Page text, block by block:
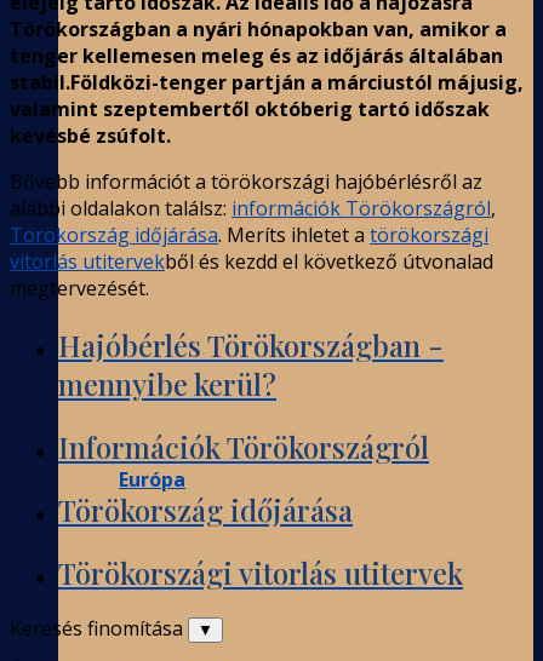
Európa
Törökországban a nyári hónapokban van, amikor a
tenger kellemesen meleg és az időjárás általában
stabil.Földközi-tenger partján a márciustól májusig,
valamint szeptembertől októberig tartó időszak
kevésbé zsúfolt.
Bővebb információt a törökországi hajóbérlésről az
alábbi oldalakon találsz: információk Törökországról,
Törökország időjárása. Meríts ihletet a törökországi
vitorlás utitervekből és kezdd el következő útvonalad
megtervezését.
Hajóbérlés Törökországban -
mennyibe kerül?
Információk Törökországról
Törökország időjárása
Törökországi vitorlás utitervek
Keresés finomítása ▼